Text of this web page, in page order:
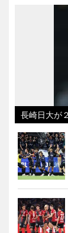
長崎日大が